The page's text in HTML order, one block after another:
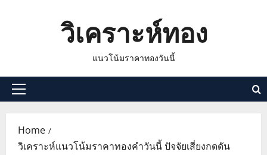
วิเคราะห์ทอง
แนวโน้มราคาทองวันนี้
Primary
Home
วิเคราะห์แนวโน้มราคาทองคำวันนี้ ปัจจัยเสี่ยงกดดัน